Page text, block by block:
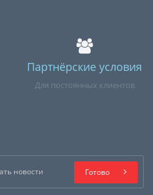
Партнёрские условия
Для постоянных клиентов
Готово